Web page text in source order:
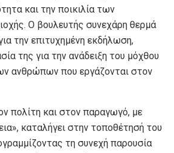
και την ποικιλία των
Ο βουλευτής συνεχάρη θερμά
την επιτυχημένη εκδήλωση,
της για την ανάδειξη του μόχθου
ανθρώπων που εργάζονται στον
πολίτη και στον παραγωγό, με
καταλήγει στην τοποθέτησή του
τη συνεχή παρουσία